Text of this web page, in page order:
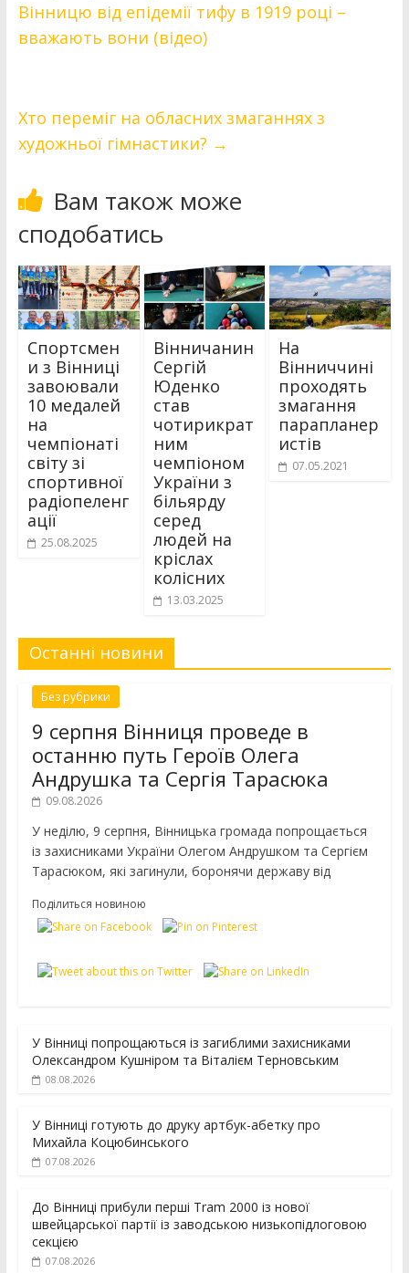
Вінницю від епідемії тифу в 1919 році –
вважають вони (відео)
Хто переміг на обласних змаганнях з
художньої гімнастики? →
Вам також може
сподобатись
Спортсмен
и з Вінниці
завоювали
10 медалей
на
чемпіонаті
світу зі
спортивної
радіопеленг
ації
25.08.2025
Вінничанин
Сергій
Юденко
став
чотирикрат
ним
чемпіоном
України з
більярду
серед
людей на
кріслах
колісних
13.03.2025
На
Вінниччині
проходять
змагання
парапланер
истів
07.05.2021
Останні новини
Без рубрики
9 серпня Вінниця проведе в
останню путь Героїв Олега
Андрушка та Сергія Тарасюка
09.08.2026
У неділю, 9 серпня, Вінницька громада попрощається
із захисниками України Олегом Андрушком та Сергієм
Тарасюком, які загинули, боронячи державу від
Поділиться новиною
У Вінниці попрощаються із загиблими захисниками
Олександром Кушніром та Віталієм Терновським
08.08.2026
У Вінниці готують до друку артбук-абетку про
Михайла Коцюбинського
07.08.2026
До Вінниці прибули перші Tram 2000 із нової
швейцарської партії із заводською низькопідлоговою
секцією
07.08.2026